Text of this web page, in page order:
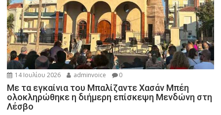
14 Ιουλίου 2026 adminvoice 0
Με τα εγκαίνια του Μπαλίζαντε Χασάν Μπέη
ολοκληρώθηκε η διήμερη επίσκεψη Μενδώνη στη
Λέσβο